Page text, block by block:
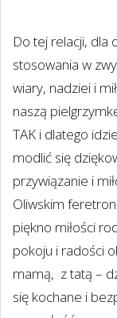
Do tej relacji, dla
stosowania w
wiary, nadziei i
naszą
TAK i dlatego
modlić się
przywiązanie i
Oliwskim
piękno miłości
pokoju i radości
mamą, z tatą –
się kochane i